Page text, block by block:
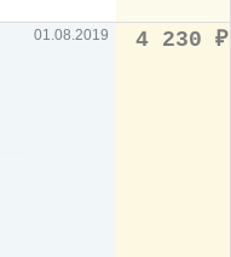
01.08.2019 4 230 ₽